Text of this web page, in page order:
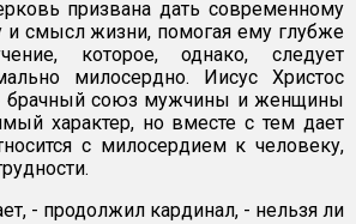
призвана дать современному
и смысл жизни, помогая ему глубже
которое, однако, следует
милосердно. Иисус Христос
брачный союз мужчины и женщины
характер, но вместе с тем дает
с милосердием к человеку,
- продолжил кардинал, - нельзя ли